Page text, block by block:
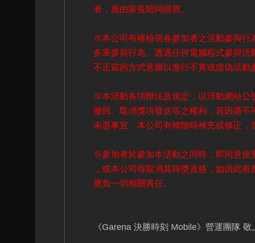
者，應由家長陪同購買。
※本公司有權檢視各參加者之活動參與行
多筆參與行為、透過任何電腦程式參與
不正當的方式意圖以進行不實或虛偽活
※本活動各項辦法及規定，以活動網站公
撤回、取消獎項發送等之權利，若因遇
未盡事宜，本公司有權隨時補充或修正，
※參加者於參加本活動之同時，即同意接
，或本公司得取消其得獎資格，如因此
應負一切相關責任。
《Garena 決勝時刻 Mobile》營運團隊 敬